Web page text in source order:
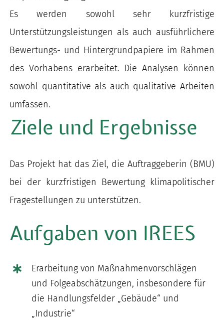
Es werden sowohl sehr kurzfristige
Unterstützungsleistungen als auch ausführlichere
Bewertungs- und Hintergrundpapiere im Rahmen
des Vorhabens erarbeitet. Die Analysen können
sowohl quantitative als auch qualitative Arbeiten
umfassen.
Ziele und Ergebnisse
Das Projekt hat das Ziel, die Auftraggeberin (BMU)
bei der kurzfristigen Bewertung klimapolitischer
Fragestellungen zu unterstützen.
Aufgaben von IREES
Erarbeitung von Maßnahmenvorschlägen
und Folgeabschätzungen, insbesondere für
die Handlungsfelder „Gebäude“ und
„Industrie“